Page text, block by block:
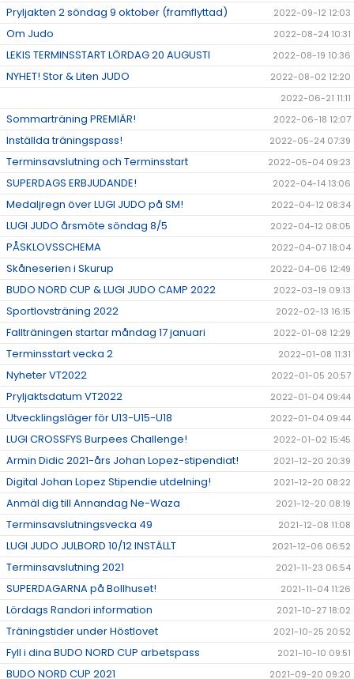
Pryljakten 2 söndag 9 oktober (framflyttad) 2022-09-12 12:03
Om Judo 2022-08-24 10:31
LEKIS TERMINSSTART LÖRDAG 20 AUGUSTI 2022-08-19 10:36
NYHET! Stor & Liten JUDO
2022-08-02 12:20
2022-06-21 11:11
Sommarträning PREMIÄR! 2022-06-18 12:07
Inställda träningspass! 2022-05-24 07:39
Terminsavslutning och Terminsstart 2022-05-04 09:23
SUPERDAGS ERBJUDANDE! 2022-04-14 13:06
Medaljregn över LUGI JUDO på SM! 2022-04-12 08:34
LUGI JUDO årsmöte söndag 8/5 2022-04-12 08:05
PÅSKLOVSSCHEMA 2022-04-07 18:04
Skåneserien i Skurup 2022-04-06 12:49
BUDO NORD CUP & LUGI JUDO CAMP 2022 2022-03-19 09:13
Sportlovsträning 2022 2022-02-13 16:15
Fallträningen startar måndag 17 januari 2022-01-08 12:29
Terminsstart vecka 2 2022-01-08 11:31
Nyheter VT2022 2022-01-05 20:57
Pryljaktsdatum VT2022 2022-01-04 09:44
Utvecklingsläger för U13-U15-U18 2022-01-04 09:44
LUGI CROSSFYS Burpees Challenge! 2022-01-02 15:45
Armin Didic 2021-års Johan Lopez-stipendiat! 2021-12-20 20:39
Digital Johan Lopez Stipendie utdelning! 2021-12-20 08:22
Anmäl dig till Annandag Ne-Waza 2021-12-20 08:19
Terminsavslutningsvecka 49 2021-12-08 11:08
LUGI JUDO JULBORD 10/12 INSTÄLLT 2021-12-06 06:52
Terminsavslutning 2021 2021-11-23 06:54
SUPERDAGARNA på Bollhuset! 2021-11-04 11:26
Lördags Randori information 2021-10-27 18:02
Träningstider under Höstlovet 2021-10-25 20:52
Fyll i dina BUDO NORD CUP arbetspass 2021-10-10 09:51
BUDO NORD CUP 2021 2021-09-20 09:20